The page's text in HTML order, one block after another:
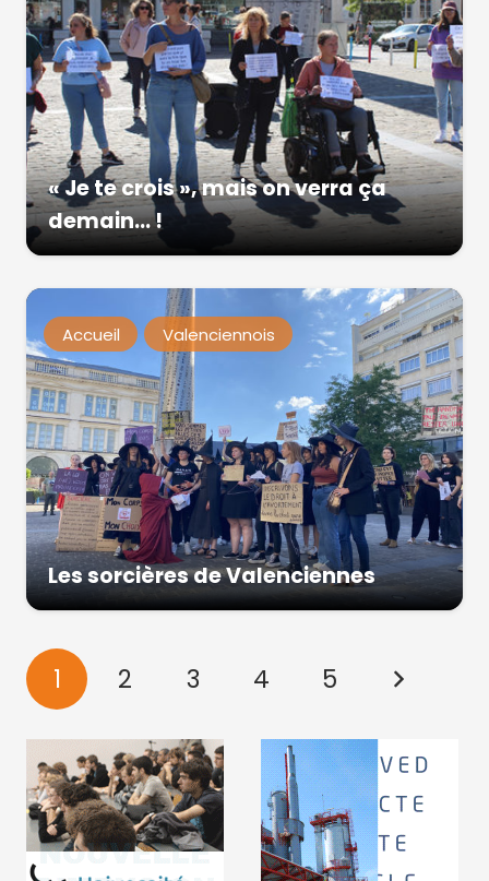
« Je te crois », mais on verra ça
demain… !
Accueil Valenciennois
Les sorcières de Valenciennes
1 2 3 4 5